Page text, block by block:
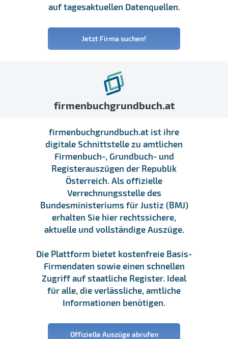
auf tagesaktuellen Datenquellen.
Jetzt Firma suchen!
firmenbuchgrundbuch.at
firmenbuchgrundbuch.at ist ihre
digitale Schnittstelle zu amtlichen
Firmenbuch-, Grundbuch- und
Registerauszügen der Republik
Österreich. Als offizielle
Verrechnungsstelle des
Bundesministeriums für Justiz (BMJ)
erhalten Sie hier rechtssichere,
aktuelle und vollständige Auszüge.
Die Plattform bietet kostenfreie Basis-
Firmendaten sowie einen schnellen
Zugriff auf staatliche Register. Ideal
für alle, die verlässliche, amtliche
Informationen benötigen.
Offizielle Auszüge abrufen